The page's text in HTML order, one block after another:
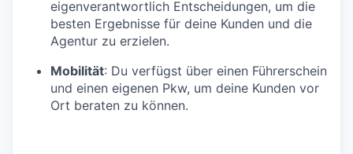
eigenverantwortlich Entscheidungen, um die
besten Ergebnisse für deine Kunden und die
Agentur zu erzielen.
Mobilität: Du verfügst über einen Führerschein
und einen eigenen Pkw, um deine Kunden vor
Ort beraten zu können.